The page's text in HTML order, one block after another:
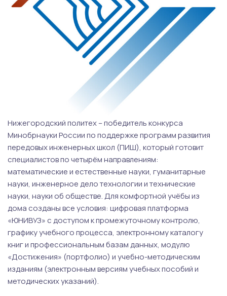
Нижегородский политех – победитель конкурса
Минобрнауки России по поддержке программ развития
передовых инженерных школ (ПИШ), который готовит
специалистов по четырём направлениям:
математические и естественные науки, гуманитарные
науки, инженерное дело технологии и технические
науки, науки об обществе. Для комфортной учёбы из
дома созданы все условия: цифровая платформа
«ЮНИВУЗ» с доступом к промежуточному контролю,
графику учебного процесса, электронному каталогу
книг и профессиональным базам данных, модулю
«Достижения» (портфолио) и учебно-методическим
изданиям (электронным версиям учебных пособий и
методических указаний).